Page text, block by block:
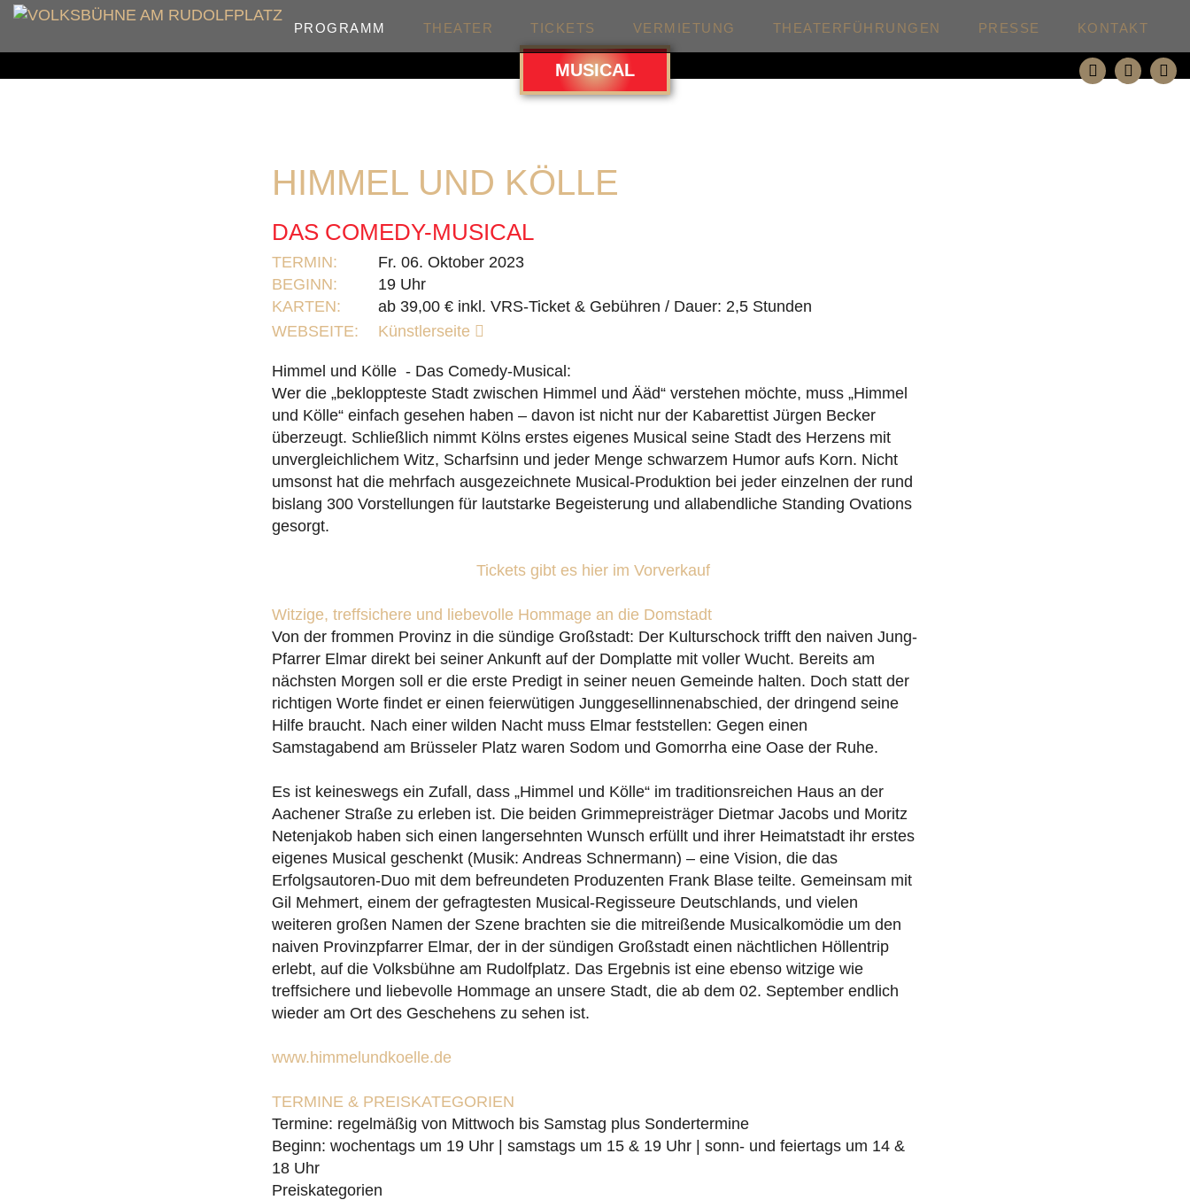
PROGRAMM THEATER TICKETS VERMIETUNG THEATERFÜHRUNGEN PRESSE KONTAKT
MUSICAL
HIMMEL UND KÖLLE
DAS COMEDY-MUSICAL
TERMIN:
Fr. 06. Oktober 2023
BEGINN:
19 Uhr
KARTEN:
ab 39,00 € inkl. VRS-Ticket & Gebühren / Dauer: 2,5 Stunden
WEBSEITE:
Künstlerseite
Himmel und Kölle - Das Comedy-Musical:
Wer die „bekloppteste Stadt zwischen Himmel und Ääd“ verstehen möchte, muss „Himmel
und Kölle“ einfach gesehen haben – davon ist nicht nur der Kabarettist Jürgen Becker
überzeugt. Schließlich nimmt Kölns erstes eigenes Musical seine Stadt des Herzens mit
unvergleichlichem Witz, Scharfsinn und jeder Menge schwarzem Humor aufs Korn. Nicht
umsonst hat die mehrfach ausgezeichnete Musical-Produktion bei jeder einzelnen der rund
bislang 300 Vorstellungen für lautstarke Begeisterung und allabendliche Standing Ovations
gesorgt.
Tickets gibt es hier im Vorverkauf
Witzige, treffsichere und liebevolle Hommage an die Domstadt
Von der frommen Provinz in die sündige Großstadt: Der Kulturschock trifft den naiven Jung-
Pfarrer Elmar direkt bei seiner Ankunft auf der Domplatte mit voller Wucht. Bereits am
nächsten Morgen soll er die erste Predigt in seiner neuen Gemeinde halten. Doch statt der
richtigen Worte findet er einen feierwütigen Junggesellinnenabschied, der dringend seine
Hilfe braucht. Nach einer wilden Nacht muss Elmar feststellen: Gegen einen
Samstagabend am Brüsseler Platz waren Sodom und Gomorrha eine Oase der Ruhe.
Es ist keineswegs ein Zufall, dass „Himmel und Kölle“ im traditionsreichen Haus an der
Aachener Straße zu erleben ist. Die beiden Grimmepreisträger Dietmar Jacobs und Moritz
Netenjakob haben sich einen langersehnten Wunsch erfüllt und ihrer Heimatstadt ihr erstes
eigenes Musical geschenkt (Musik: Andreas Schnermann) – eine Vision, die das
Erfolgsautoren-Duo mit dem befreundeten Produzenten Frank Blase teilte. Gemeinsam mit
Gil Mehmert, einem der gefragtesten Musical-Regisseure Deutschlands, und vielen
weiteren großen Namen der Szene brachten sie die mitreißende Musicalkomödie um den
naiven Provinzpfarrer Elmar, der in der sündigen Großstadt einen nächtlichen Höllentrip
erlebt, auf die Volksbühne am Rudolfplatz. Das Ergebnis ist eine ebenso witzige wie
treffsichere und liebevolle Hommage an unsere Stadt, die ab dem 02. September endlich
wieder am Ort des Geschehens zu sehen ist.
www.himmelundkoelle.de
TERMINE & PREISKATEGORIEN
Termine: regelmäßig von Mittwoch bis Samstag plus Sondertermine
Beginn: wochentags um 19 Uhr | samstags um 15 & 19 Uhr | sonn- und feiertags um 14 &
18 Uhr
Preiskategorien